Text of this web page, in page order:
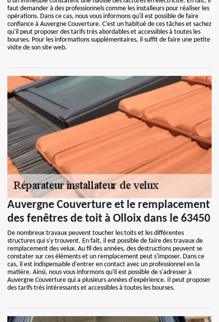
faut demander à des professionnels comme les installeurs pour réaliser les
opérations. Dans ce cas, nous vous informons qu'il est possible de faire
confiance à Auvergne Couverture. C'est un habitué de ces tâches et sachez
qu'il peut proposer des tarifs très abordables et accessibles à toutes les
bourses. Pour les informations supplémentaires, il suffit de faire une petite
visite de son site web.
Auvergne Couverture et le remplacement
des fenêtres de toit à Olloix dans le 63450
De nombreux travaux peuvent toucher les toits et les différentes
structures qui s'y trouvent. En fait, il est possible de faire des travaux de
remplacement des velux. Au fil des années, des destructions peuvent se
constater sur ces éléments et un remplacement peut s'imposer. Dans ce
cas, il est indispensable d'entrer en contact avec un professionnel en la
matière. Ainsi, nous vous informons qu'il est possible de s'adresser à
Auvergne Couverture qui a plusieurs années d'expérience. Il peut proposer
des tarifs très intéressants et accessibles à toutes les bourses.